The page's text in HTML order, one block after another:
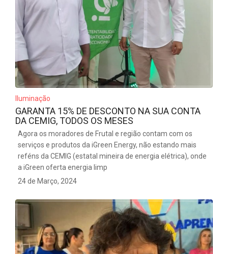
Iluminação
GARANTA 15% DE DESCONTO NA SUA CONTA
DA CEMIG, TODOS OS MESES
Agora os moradores de Frutal e região contam com os
serviços e produtos da iGreen Energy, não estando mais
reféns da CEMIG (estatal mineira de energia elétrica), onde
a iGreen oferta energia limp
24 de Março, 2024